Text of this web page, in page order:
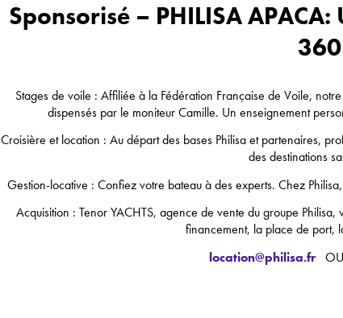
Sponsorisé – PHILISA
360
Stages de voile : Affiliée à la Fédération Française de Voile,
dispensés par le moniteur Camille. Un enseignement
Croisière et location : Au départ des bases Philisa et partenaires,
des destinations
Gestion-locative : Confiez votre bateau à des experts. Chez
Acquisition : Tenor YACHTS, agence de vente du groupe
financement, la place de port,
location@philisa.fr